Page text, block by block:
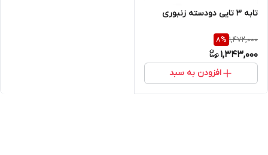
تابه ۳ تایی دودسته زنبوری
1,472,000
8%
1,343,000
افزودن به سبد